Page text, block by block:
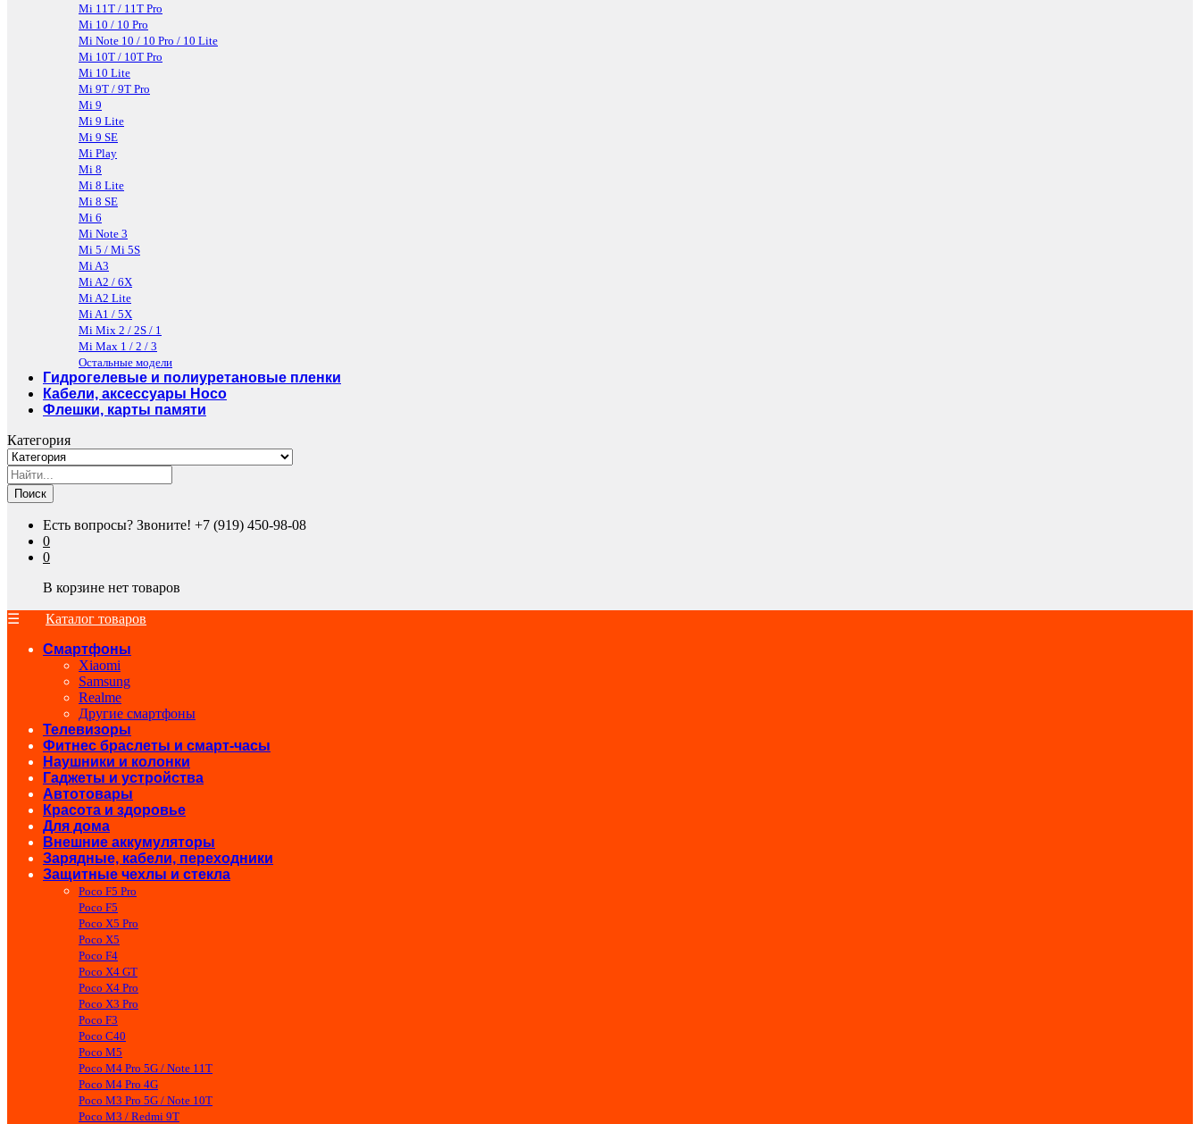
Mi 11T / 11T Pro
Mi 10 / 10 Pro
Mi Note 10 / 10 Pro / 10 Lite
Mi 10T / 10T Pro
Mi 10 Lite
Mi 9T / 9T Pro
Mi 9
Mi 9 Lite
Mi 9 SE
Mi Play
Mi 8
Mi 8 Lite
Mi 8 SE
Mi 6
Mi Note 3
Mi 5 / Mi 5S
Mi A3
Mi A2 / 6X
Mi A2 Lite
Mi A1 / 5X
Mi Mix 2 / 2S / 1
Mi Max 1 / 2 / 3
Остальные модели
Гидрогелевые и полиуретановые пленки
Кабели, аксессуары Hoco
Флешки, карты памяти
Категория
Поиск
Есть вопросы? Звоните! +7 (919) 450-98-08
0
0
В корзине нет товаров
Каталог товаров
Смартфоны
Xiaomi
Samsung
Realme
Другие смартфоны
Телевизоры
Фитнес браслеты и смарт-часы
Наушники и колонки
Гаджеты и устройства
Автотовары
Красота и здоровье
Для дома
Внешние аккумуляторы
Зарядные, кабели, переходники
Защитные чехлы и стекла
Poco F5 Pro
Poco F5
Poco X5 Pro
Poco X5
Poco F4
Poco X4 GT
Poco X4 Pro
Poco X3 Pro
Poco F3
Poco C40
Poco M5
Poco M4 Pro 5G / Note 11T
Poco M4 Pro 4G
Poco M3 Pro 5G / Note 10T
Poco M3 / Redmi 9T